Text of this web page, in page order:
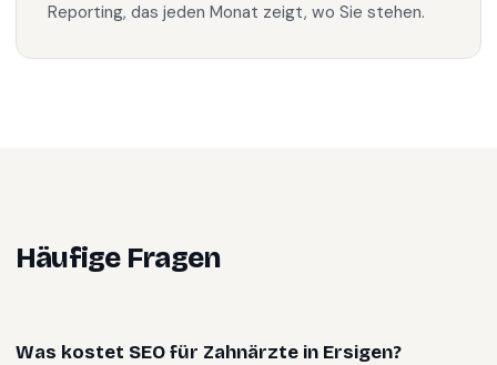
Reporting, das jeden Monat zeigt, wo Sie stehen.
Häufige Fragen
Was kostet SEO für Zahnärzte in Ersigen?